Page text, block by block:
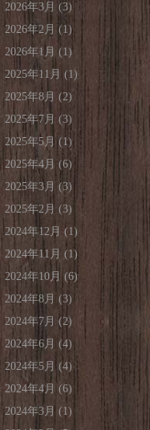
2026年3月 (3)
2026年2月 (1)
2026年1月 (1)
2025年11月 (1)
2025年8月 (2)
2025年7月 (3)
2025年5月 (1)
2025年4月 (6)
2025年3月 (3)
2025年2月 (3)
2024年12月 (1)
2024年11月 (1)
2024年10月 (6)
2024年8月 (3)
2024年7月 (2)
2024年6月 (4)
2024年5月 (4)
2024年4月 (6)
2024年3月 (1)